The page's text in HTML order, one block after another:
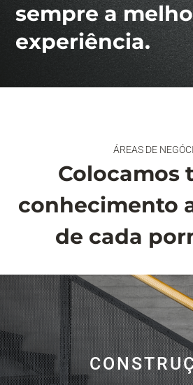
sempre a
experiência.
ÁREAS DE
Colocamos
conhecimento
de cada